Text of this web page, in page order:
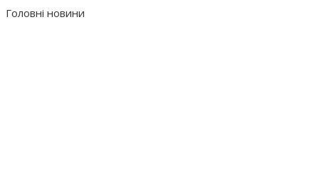
Головні новини